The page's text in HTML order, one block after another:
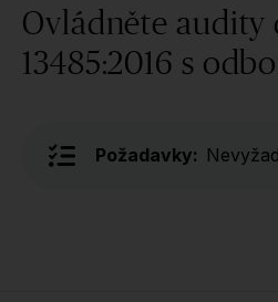
Ovládněte audity
13485:2016 s
Požadavky: